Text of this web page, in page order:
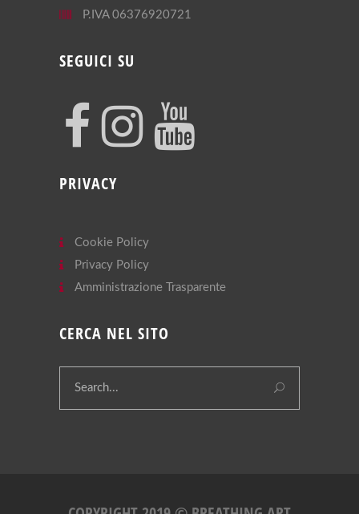
P.IVA 06376920721
SEGUICI SU
PRIVACY
Cookie Policy
Privacy Policy
Amministrazione Trasparente
CERCA NEL SITO